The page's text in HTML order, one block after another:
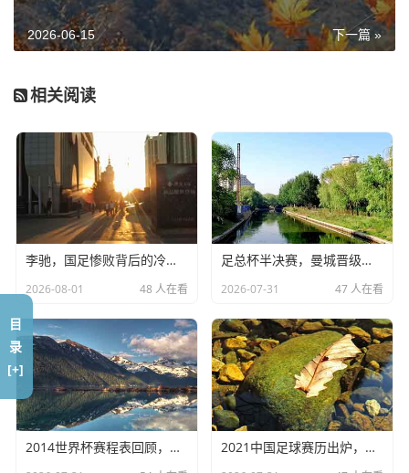
归化球员：是“救命稻草”还是“鸡肋”？
森、阿兰这些名字都在。
特别是费南多,这哥们儿在联赛里的表现大家是有目共睹的，
那是真突，真快，以前咱们看国足进攻，球到了前场，那是
真便秘，倒来倒去最后回传给后卫，现在有了费南多，至少
右边路能爆点，能下底了，这就好比你家里那台老电脑，以
前显卡不行，玩游戏卡成PPT，现在换了个虽不是顶配但能
跑得动的显卡，体验感立马就不一样。
艾克森的情况就让人有点揪心了。
前几天我看新闻,说艾克森在成都蓉城踢球，有时候跑动都受
限，甚至要坐轮椅去检查，看到那个新闻我心里真挺不是滋
味的，想当年他刚来的时候，那是何等的日天日地，现在是
真老了，伤病也找上门了。
伊万科维奇依然把他招进来,我觉得是出于两方面的考虑：一
是实在没人了，国内靠谱的中锋比大熊猫还稀缺；二是艾克
下一篇 »
2026-06-15
相关阅读
李驰，国足惨败背后的冷思考
2026-08-01 48 人在看
足总杯半决赛，曼城晋级，考文垂惊天逆转
2026-07-31 47 人在看
2014世界杯赛程表回顾，巴西之夏的记忆 2021中国足球赛历出炉，国足能否创造奇迹？
目
录
[+]